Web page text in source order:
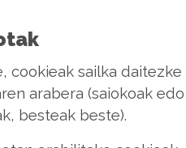
cookieak sailka
arabera (saiokoak
besteak beste).